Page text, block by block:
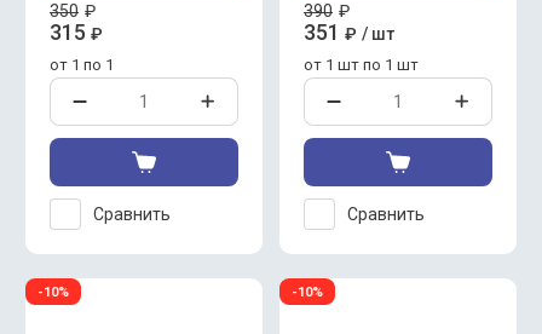
350 ₽
315 ₽
от 1 по 1
Сравнить
390 ₽
351 ₽ / шт
от 1 шт по 1 шт
Сравнить
-10% -10%